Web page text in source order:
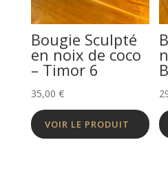
Bougie Sculpté
en noix de coco
– Timor 6
35,00 €
VOIR LE PRODUIT